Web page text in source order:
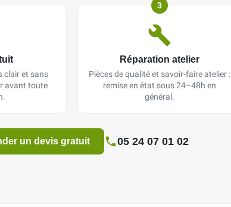
clair et sans
avant toute
3
Réparation atelier
Pièces de qualité et savoir-faire atelier :
remise en état sous 24–48h en
général.
un devis gratuit 05 24 07 01 02